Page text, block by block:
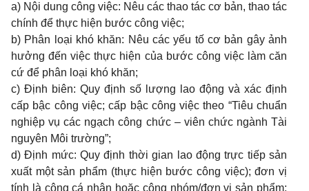
a) Nội dung công việc: Nêu các thao tác cơ bản, thao tác
chính để thực hiện bước công việc;
b) Phân loại khó khăn: Nêu các yếu tố cơ bản gây ảnh
hưởng đến việc thực hiện của bước công việc làm căn
cứ để phân loại khó khăn;
c) Định biên: Quy định số lượng lao động và xác định
cấp bậc công việc; cấp bậc công việc theo “Tiêu chuẩn
nghiệp vụ các ngạch công chức – viên chức ngành Tài
nguyên Môi trường”;
d) Định mức: Quy định thời gian lao động trực tiếp sản
xuất một sản phẩm (thực hiện bước công việc); đơn vị
tính là công cá nhân hoặc công nhóm/đơn vị sản phẩm;